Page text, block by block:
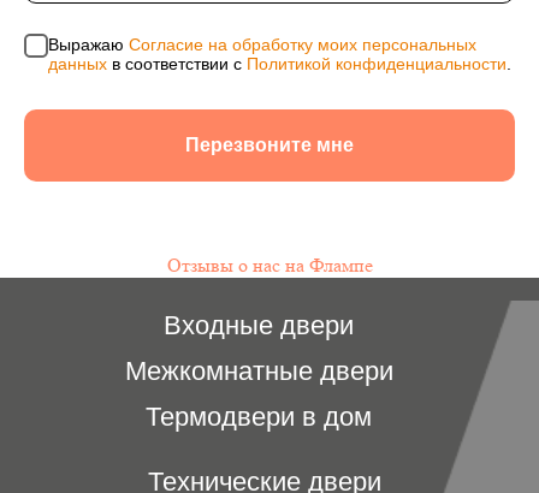
Выражаю Согласие на обработку моих персональных
данных в соответствии с Политикой конфиденциальности
Перезвоните мне
Отзывы о нас на Флампе